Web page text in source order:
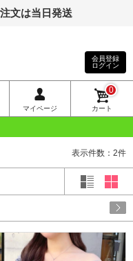
文は当日発送
会員登録
ログイン
マイページ カート
0
表示件数：2件